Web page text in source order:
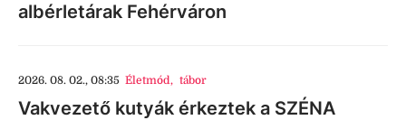
albérletárak Fehérváron
2026. 08. 02., 08:35 Életmód, tábor
Vakvezető kutyák érkeztek a SZÉNA